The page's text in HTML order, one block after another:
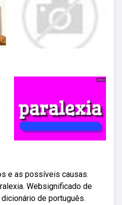
e as possíveis causas.
Websignificado de
de português.